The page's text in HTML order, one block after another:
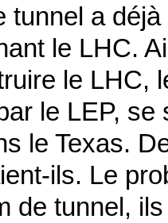
tunnel a
le LHC.
le LHC,
le LEP,
le Texas.
ils. Le
de tunnel,